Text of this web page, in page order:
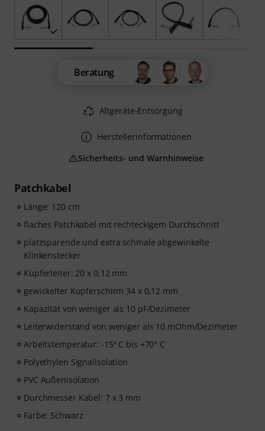
Patchkabel
Länge: 120 cm
flaches Patchkabel mit rechteckigem Durchschnitt
platzsparende und extra schmale abgewinkelte
Klinkenstecker
Kupferleiter: 20 x 0,12 mm
gewickelter Kupferschirm 34 x 0,12 mm
Kapazität von weniger als 10 pF/Dezimeter
Leiterwiderstand von weniger als 10 mOhm/Dezimeter
Arbeitstemperatur: -15º C bis +70° C
Polyethylen Signalisolation
PVC Außenisolation
Durchmesser Kabel: 7 x 3 mm
Farbe: Schwarz
Beratung
Altgeräte-Entsorgung
Herstellerinformationen
Sicherheits- und Warnhinweise